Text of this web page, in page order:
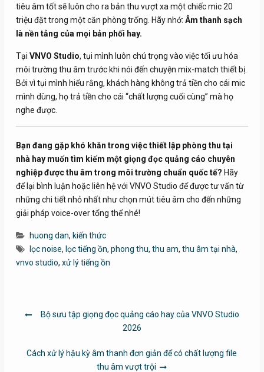
tiêu âm tốt sẽ luôn cho ra bản thu vượt xa một chiếc mic 20
triệu đặt trong một căn phòng trống. Hãy nhớ: Âm thanh sạch
là nền tảng của mọi bản phối hay.
Tại VNVO Studio, tụi mình luôn chú trọng vào việc tối ưu hóa
môi trường thu âm trước khi nói đến chuyện mix-match thiết bị.
Bởi vì tụi mình hiểu rằng, khách hàng không trả tiền cho cái mic
mình dùng, họ trả tiền cho cái “chất lượng cuối cùng” mà họ
nghe được.
Bạn đang gặp khó khăn trong việc thiết lập phòng thu tại
nhà hay muốn tìm kiếm một giọng đọc quảng cáo chuyên
nghiệp được thu âm trong môi trường chuẩn quốc tế? Hãy
để lại bình luận hoặc liên hệ với VNVO Studio để được tư vấn từ
những chi tiết nhỏ nhất như chọn mút tiêu âm cho đến những
giải pháp voice-over tổng thể nhé!
huong dan, kiến thức
lọc noise, lọc tiếng ồn, phong thu, thu am, thu âm tại nhà,
vnvo studio, xử lý tiếng ồn
PostBộ sưu tập giọng đọc quảng cáo hay của VNVO Studio
2026
Cách xử lý hậu kỳ âm thanh đơn giản để có chất lượng file
thu âm vượt trội